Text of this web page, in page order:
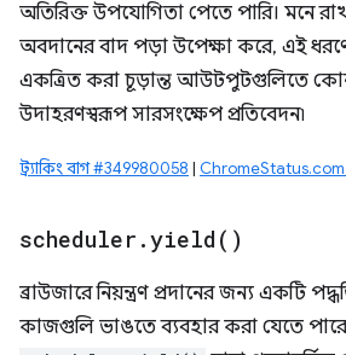
অতিরিক্ত উপযোগিতা পেতে পারি। মনে
অবদানের বাদ পড়া উপেক্ষা করে, এই
একত্রিত করা চূড়ান্ত আউটপুটগুলিতে
উদাহরণস্বরূপ সারসংক্ষেপ প্রতিবেদন৷
ট্র্যাকিং বাগ #349980058 | ChromeStatus.com
scheduler .yield( )
ব্রাউজারে নিয়ন্ত্রণ প্রদানের জন্য একটি
কাজগুলি ভাঙতে ব্যবহার করা যেতে